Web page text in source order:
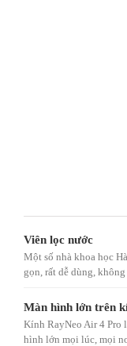
Viên lọc nước
Một số nhà khoa học
gọn, rất dễ dùng,
Màn hình lớn trên
Kính RayNeo Air 4 Pro
hình lớn mọi lúc, mọi